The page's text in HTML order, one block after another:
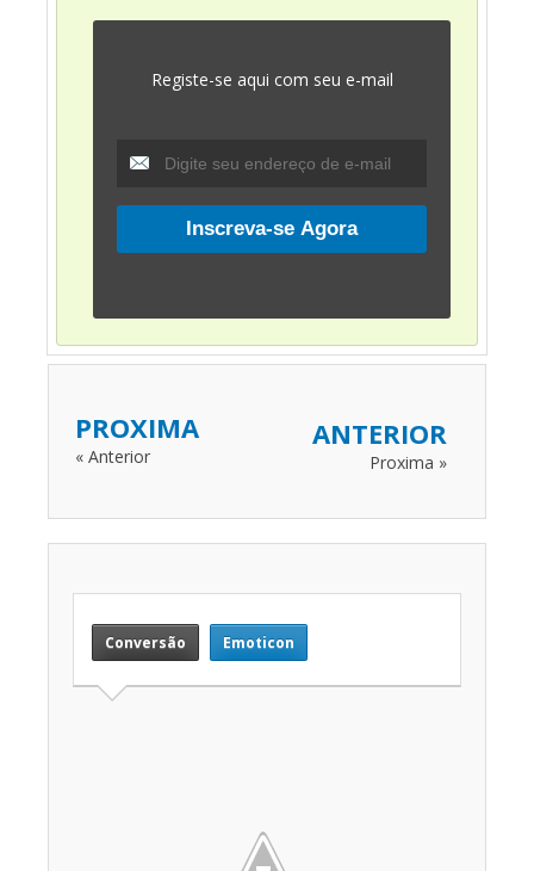
Registe-se aqui com seu e-mail
PROXIMA
« Anterior
ANTERIOR
Proxima »
Conversão Emoticon